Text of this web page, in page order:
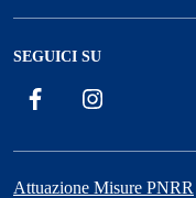
SEGUICI SU
Facebook
Attuazione Misure PNRR